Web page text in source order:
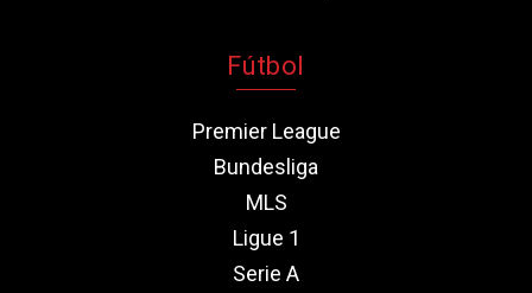
Fútbol
Premier League
Bundesliga
MLS
Ligue 1
Serie A